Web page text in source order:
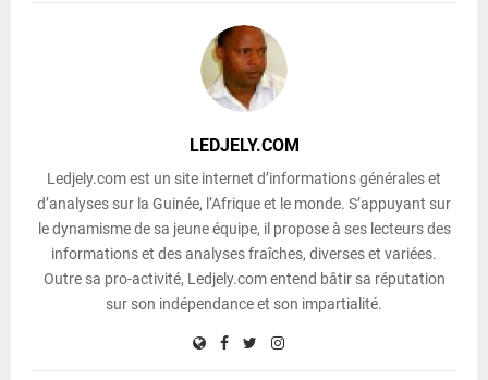
LEDJELY.COM
Ledjely.com est un site internet d’informations générales et
d’analyses sur la Guinée, l’Afrique et le monde. S’appuyant sur
le dynamisme de sa jeune équipe, il propose à ses lecteurs des
informations et des analyses fraîches, diverses et variées.
Outre sa pro-activité, Ledjely.com entend bâtir sa réputation
sur son indépendance et son impartialité.